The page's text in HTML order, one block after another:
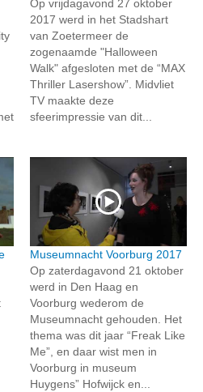
Op vrijdagavond 27 oktober
2017 werd in het Stadshart
van Zoetermeer de
zogenaamde "Halloween
Walk" afgesloten met de “MAX
Thriller Lasershow”. Midvliet
TV maakte deze
sfeerimpressie van dit...
Museumnacht Voorburg 2017
Op zaterdagavond 21 oktober
werd in Den Haag en
Voorburg wederom de
Museumnacht gehouden. Het
thema was dit jaar “Freak Like
Me”, en daar wist men in
Voorburg in museum
Huygens” Hofwijck en...